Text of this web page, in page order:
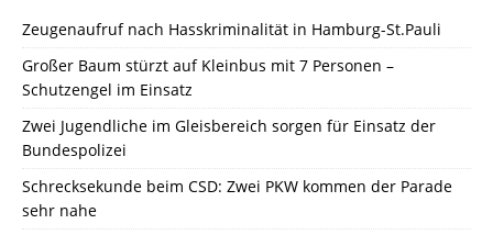
Zeugenaufruf nach Hasskriminalität in Hamburg-St.Pauli
Großer Baum stürzt auf Kleinbus mit 7 Personen –
Schutzengel im Einsatz
Zwei Jugendliche im Gleisbereich sorgen für Einsatz der
Bundespolizei
Schrecksekunde beim CSD: Zwei PKW kommen der Parade
sehr nahe